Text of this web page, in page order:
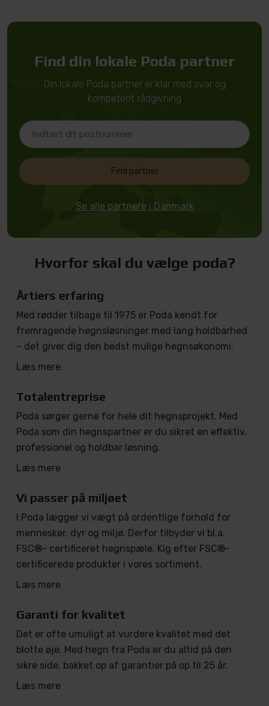
Find din lokale Poda partner
Din lokale Poda partner er klar med svar og
kompetent rådgivning
Find partner
Se alle partnere i Danmark
Hvorfor skal du vælge poda?
Årtiers erfaring
Med rødder tilbage til 1975 er Poda kendt for
fremragende hegnsløsninger med lang holdbarhed
– det giver dig den bedst mulige hegnsøkonomi.
Læs mere
Totalentreprise
Poda sørger gerne for hele dit hegnsprojekt. Med
Poda som din hegnspartner er du sikret en effektiv,
professionel og holdbar løsning.
Læs mere
Vi passer på miljøet
I Poda lægger vi vægt på ordentlige forhold for
mennesker, dyr og miljø. Derfor tilbyder vi bl.a.
FSC®- certificeret hegnspæle. Kig efter FSC®-
certificerede produkter i vores sortiment.
Læs mere
Garanti for kvalitet
Det er ofte umuligt at vurdere kvalitet med det
blotte øje. Med hegn fra Poda er du altid på den
sikre side, bakket op af garantier på op til 25 år.
Læs mere